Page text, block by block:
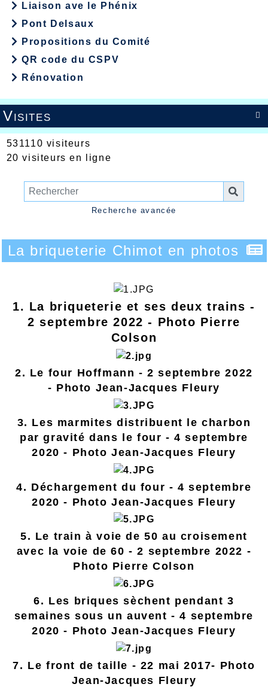
Liaison ave le Phénix
Pont Delsaux
Propositions du Comité
QR code du CSPV
Rénovation

Visites
531110 visiteurs
20 visiteurs en ligne
Recherche avancée
La briqueterie Chimot en photos
1. La briqueterie et ses deux trains -
2 septembre 2022 - Photo Pierre
Colson
2. Le four Hoffmann - 2 septembre 2022
- Photo Jean-Jacques Fleury
3. Les marmites distribuent le charbon
par gravité dans le four - 4 septembre
2020 - Photo Jean-Jacques Fleury
4. Déchargement du four - 4 septembre
2020 - Photo Jean-Jacques Fleury
5. Le train à voie de 50 au croisement
avec la voie de 60 - 2 septembre 2022 -
Photo Pierre Colson
6. Les briques sèchent pendant 3
semaines sous un auvent - 4 septembre
2020 - Photo Jean-Jacques Fleury
7. Le front de taille - 22 mai 2017- Photo
Jean-Jacques Fleury